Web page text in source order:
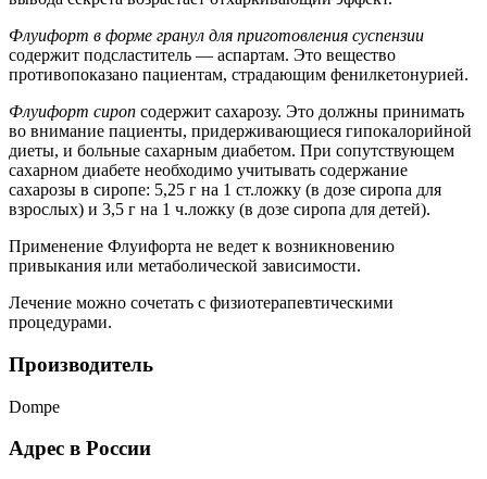
Флуифорт в форме гранул для приготовления суспензии
содержит подсластитель — аспартам. Это вещество
противопоказано пациентам, страдающим фенилкетонурией.
Флуифорт сироп содержит сахарозу. Это должны принимать
во внимание пациенты, придерживающиеся гипокалорийной
диеты, и больные сахарным диабетом. При сопутствующем
сахарном диабете необходимо учитывать содержание
сахарозы в сиропе: 5,25 г на 1 ст.ложку (в дозе сиропа для
взрослых) и 3,5 г на 1 ч.ложку (в дозе сиропа для детей).
Применение Флуифорта не ведет к возникновению
привыкания или метаболической зависимости.
Лечение можно сочетать с физиотерапевтическими
процедурами.
Производитель
Dompe
Адрес в России